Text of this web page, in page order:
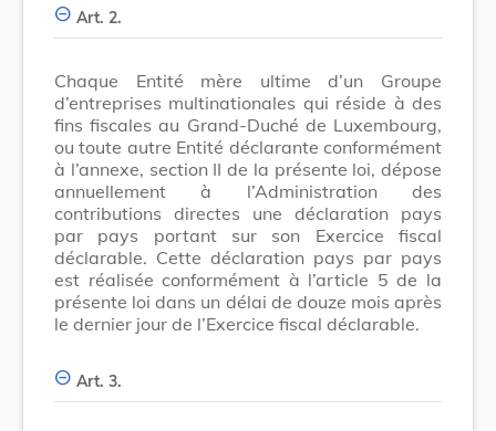
Art. 2.
Chaque Entité mère ultime d’un Groupe
d’entreprises multinationales qui réside à des
fins fiscales au Grand-Duché de Luxembourg,
ou toute autre Entité déclarante conformément
à l’annexe, section II de la présente loi, dépose
annuellement à l’Administration des
contributions directes une déclaration pays
par pays portant sur son Exercice fiscal
déclarable. Cette déclaration pays par pays
est réalisée conformément à l’article 5 de la
présente loi dans un délai de douze mois après
le dernier jour de l’Exercice fiscal déclarable.
Art. 3.